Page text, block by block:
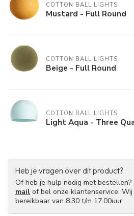
COTTON BALL LIGHTS
Mustard - Full Round
COTTON BALL LIGHTS
Beige - Full Round
COTTON BALL LIGHTS
Light Aqua - Three
Heb je vragen over dit product?
Of heb je hulp nodig met
mail of bel onze klantenservice.
bereikbaar van 8.30 t/m 17.00uur